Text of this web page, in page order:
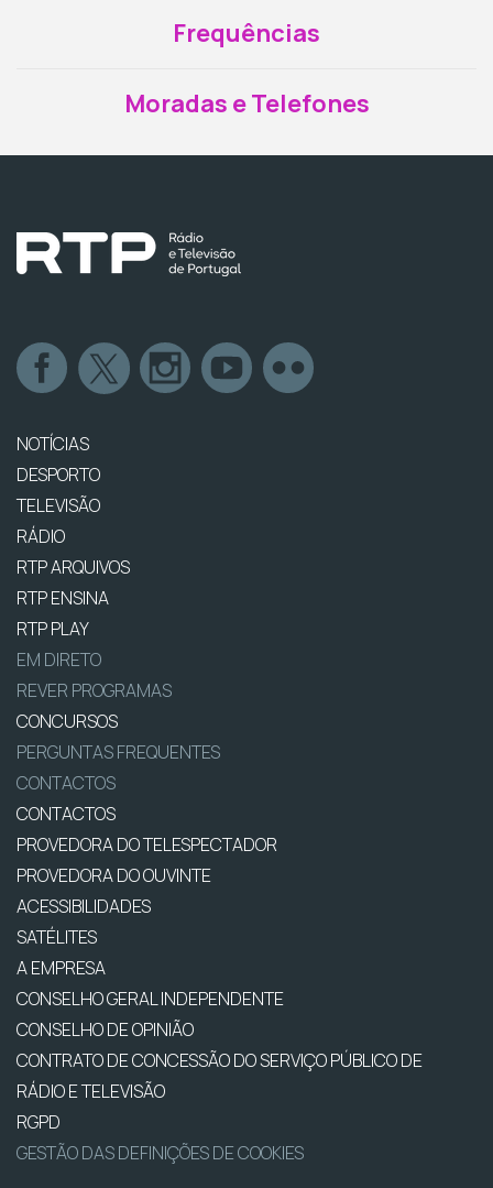
Frequências
Moradas e Telefones
NOTÍCIAS
DESPORTO
TELEVISÃO
RÁDIO
RTP ARQUIVOS
RTP ENSINA
RTP PLAY
EM DIRETO
REVER PROGRAMAS
CONCURSOS
PERGUNTAS FREQUENTES
CONTACTOS
CONTACTOS
PROVEDORA DO TELESPECTADOR
PROVEDORA DO OUVINTE
ACESSIBILIDADES
SATÉLITES
A EMPRESA
CONSELHO GERAL INDEPENDENTE
CONSELHO DE OPINIÃO
CONTRATO DE CONCESSÃO DO SERVIÇO PÚBLICO DE
RÁDIO E TELEVISÃO
RGPD
GESTÃO DAS DEFINIÇÕES DE COOKIES